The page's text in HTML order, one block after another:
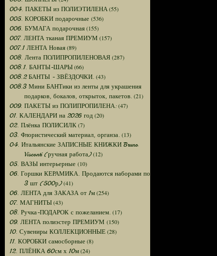
004. ПАКЕТЫ из ПОЛИЭТИЛЕНА(55)
005. КОРОБКИ подарочные (536)
006. БУМАГА подарочная(155)
007. ЛЕНТА тканая ПРЕМИУМ (157)
007.1 ЛЕНТА Новая(89)
008. Лента ПОЛИПРОПИЛЕНОВАЯ (287)
008.1. БАНТЫ-ШАРЫ(66)
008.2 БАНТЫ - ЗВЁЗДОЧКИ. (43)
008.3 Мини БАНТики из ленты для украшения
подарков, бокалов, открыток, пакетов. (21)
009. ПАКЕТЫ из ПОЛИПРОПИЛЕНА:(47)
01. КАЛЕНДАРИ на 2026 год (20)
02. Плёнка ПОЛИСИЛК(7)
03. Флористический материал, органза. (13)
04. Итальянские ЗАПИСНЫЕ КНИЖКИ Bruno
Visconti (ручная работа)(12)
05. ВАЗЫ интерьерные (10)
06. Горшки КЕРАМИКА. Продаются наборами по
3 шт (500р)(41)
06. ЛЕНТА для ЗАКАЗА от 1м(254)
07. МАГНИТЫ(43)
08. Ручка-ПОДАРОК с пожеланием. (17)
09. ЛЕНТА полиэстер ПРЕМИУМ (150)
10. Сувениры КОЛЛЕКЦИОННЫЕ(28)
11. КОРОБКИ самосборные(8)
12. ПЛЁНКА 60см х 10м(24)